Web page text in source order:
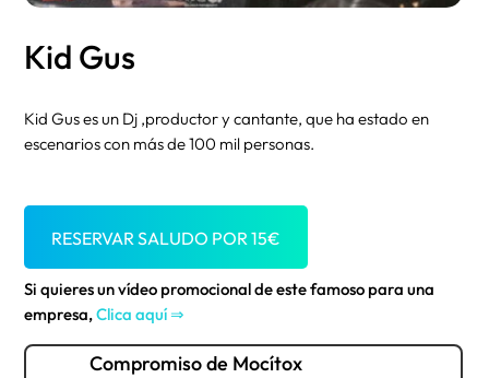
Kid Gus
Kid Gus es un Dj ,productor y cantante, que ha estado en
escenarios con más de 100 mil personas.
RESERVAR SALUDO POR15€
Si quieres un vídeo promocional de este famoso para una
empresa,Clica aquí ⇒
Compromiso de Mocítox